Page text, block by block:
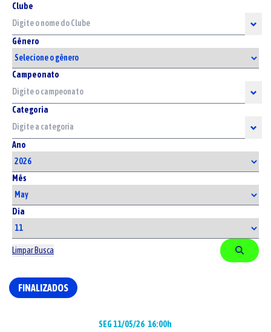
Clube
Gênero
Campeonato
Categoria
Ano
Mês
Dia
Limpar Busca
FINALIZADOS
SEG 11/05/26 16:00h